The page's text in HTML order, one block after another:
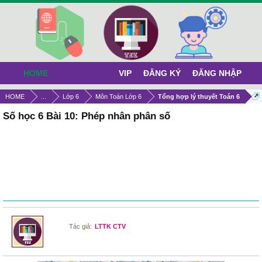
HOME Lớp 6 Môn Toán Lớp 6 Tổng hợp lý thuyết Toán 6
Số học 6 Bài 10: Phép nhân phân số
Tác giả: LTTK CTV
HOME VIP ĐĂNG KÝ ĐĂNG NHẬP